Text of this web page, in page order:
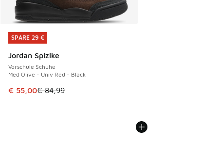
SPARE 29 €
Jordan Spizike
Vorschule Schuhe
Med Olive - Univ Red - Black
Dieser Artikel ist im Sale. Der Preis ist von € 84,99 auf €
€ 55,00€ 84,99
SPARE 29 €